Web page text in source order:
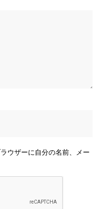
ウザーに自分の名前、メー